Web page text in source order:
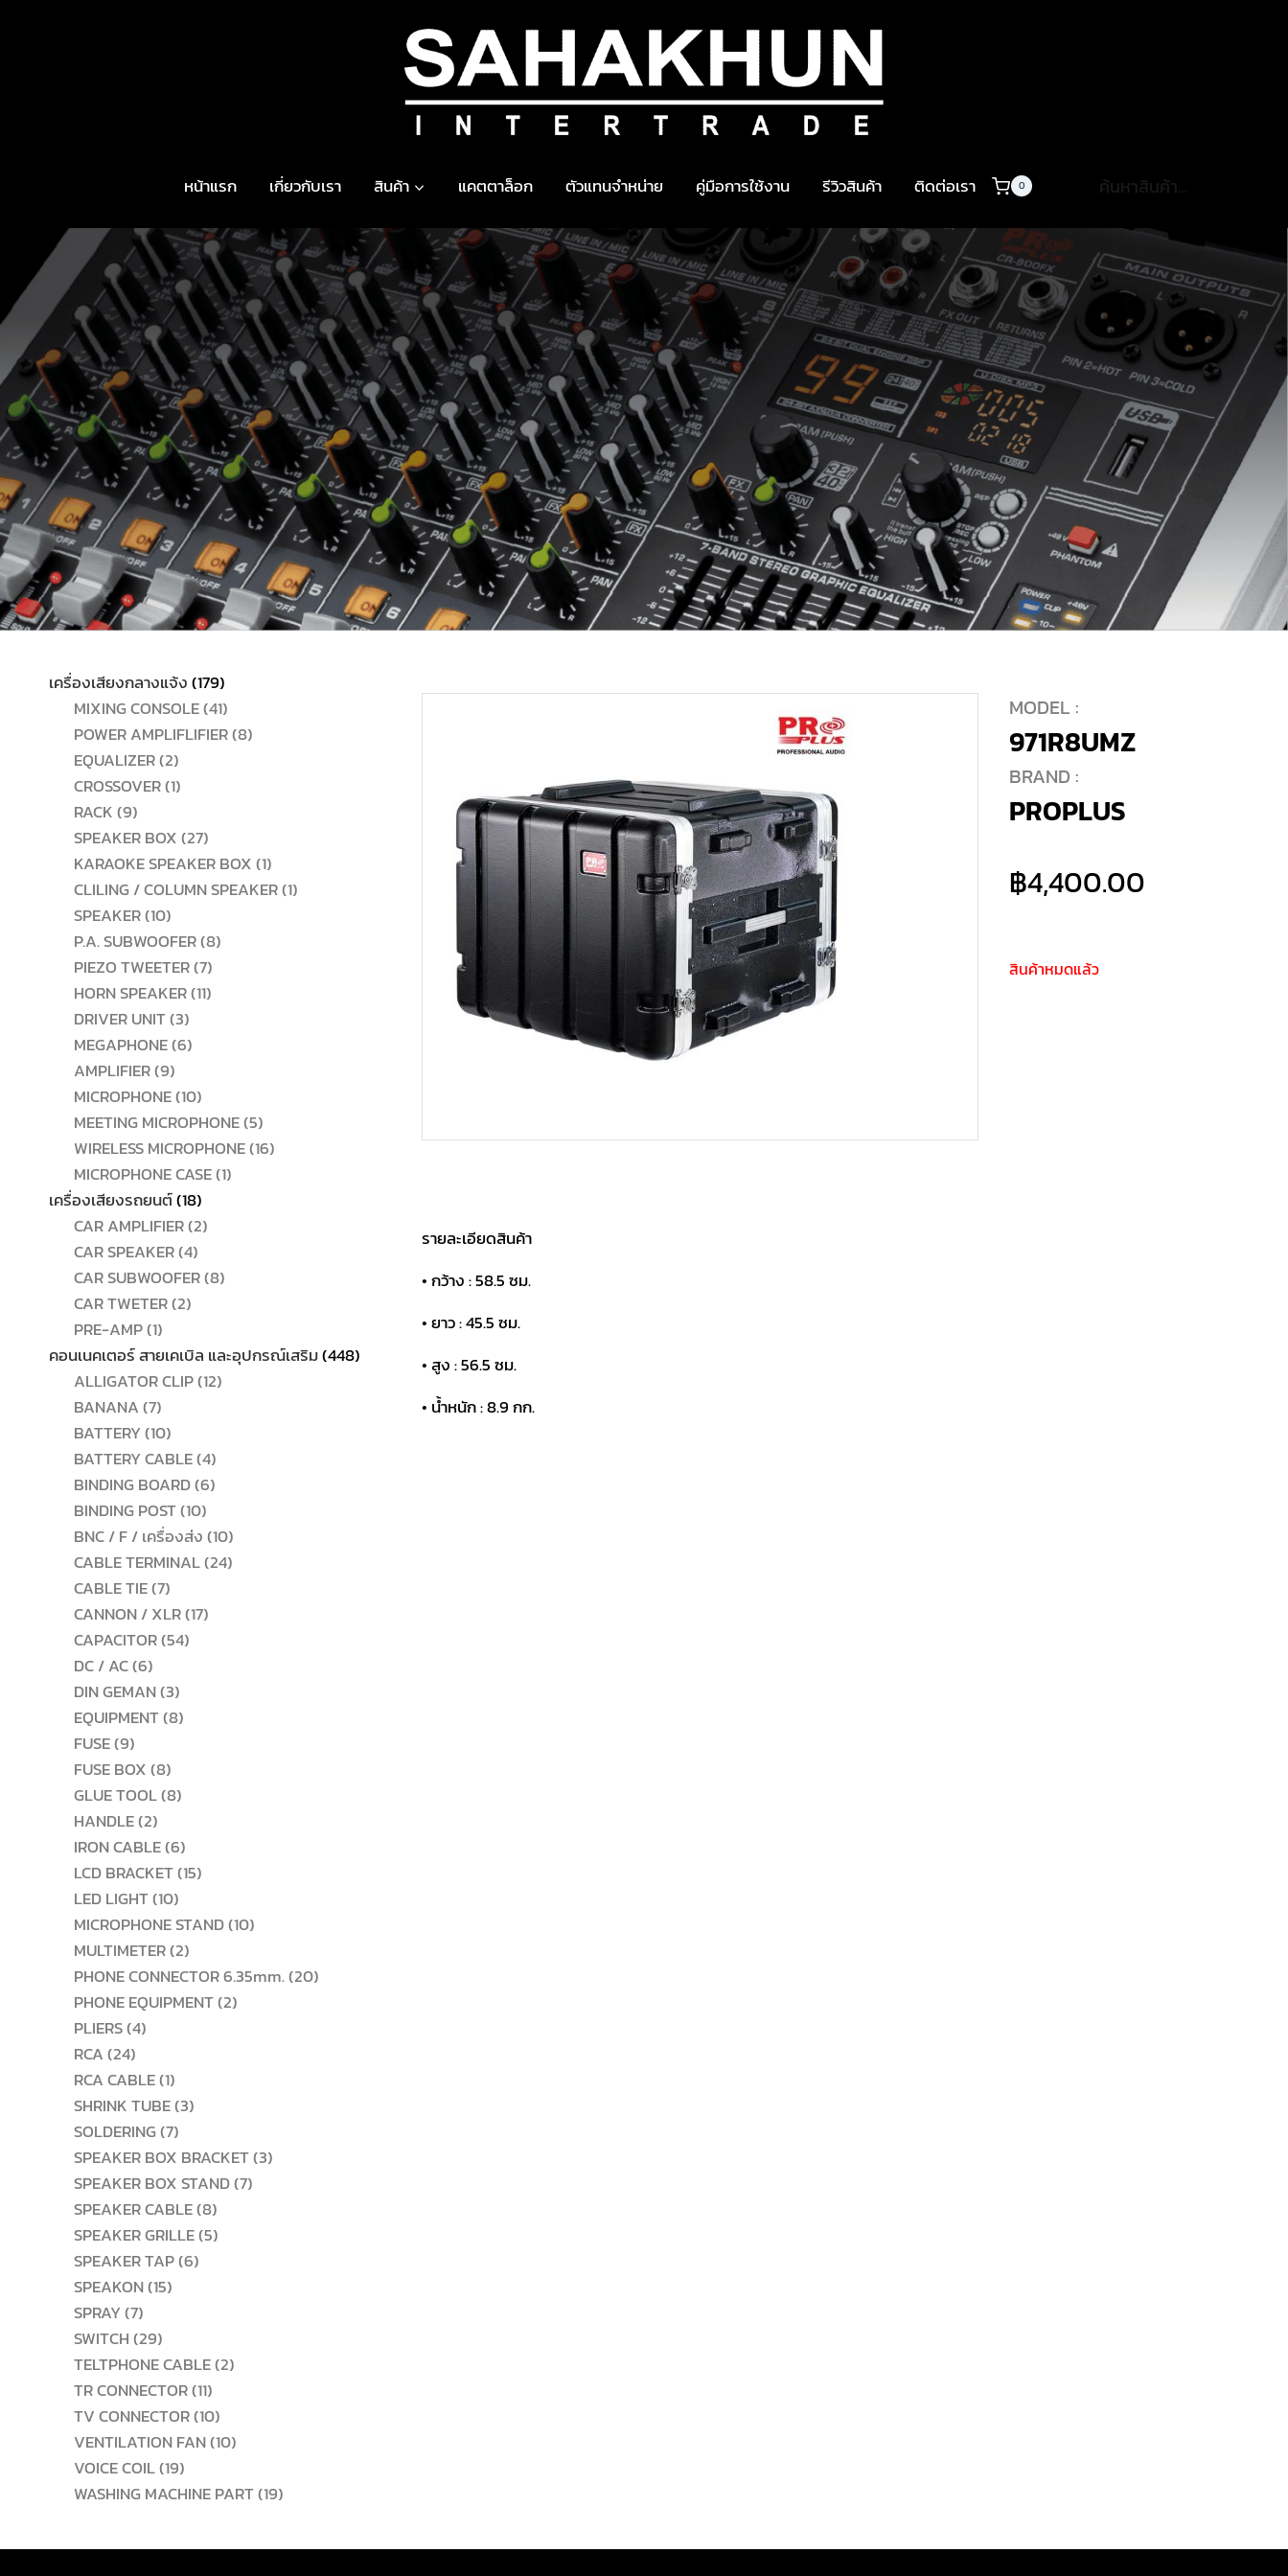
หน้าแรก เกี่ยวกับเรา สินค้า แคตตาล็อก ตัวแทนจำหน่าย คู่มือการใช้งาน รีวิวสินค้า ติดต่อเรา 0
เครื่องเสียงกลางแจ้ง 179179
สินค้า
MIXING CONSOLE 4141
สินค้า
POWER AMPLIFLIFIER 88
EQUALIZER 22
สินค้า
CROSSOVER 11
RACK 99
สินค้า
SPEAKER BOX 2727
สินค้า
KARAOKE SPEAKER BOX 11
สินค้า
CLILING / COLUMN SPEAKER 11
SPEAKER 1010
สินค้า
P.A. SUBWOOFER 88
PIEZO TWEETER 77
สินค้า
HORN SPEAKER 1111
DRIVER UNIT 33
สินค้า
MEGAPHONE 66
AMPLIFIER 99
สินค้า
MICROPHONE 1010
สินค้า
MEETING MICROPHONE 55
สินค้า
WIRELESS MICROPHONE 1616
MICROPHONE CASE 11
เครื่องเสียงรถยนต์ 1818
สินค้า
CAR AMPLIFIER 22
CAR SPEAKER 44
สินค้า
CAR SUBWOOFER 88
CAR TWETER 22
PRE-AMP 11
สินค้า
คอนเนคเตอร์ สายเคเบิล และอุปกรณ์เสริม 448448
ALLIGATOR CLIP 1212
BANANA 77
สินค้า
BATTERY 1010
สินค้า
BATTERY CABLE 44
สินค้า
BINDING BOARD 66
BINDING POST 1010
สินค้า
BNC / F / เครื่องส่ง 1010
สินค้า
CABLE TERMINAL 2424
CABLE TIE 77
สินค้า
CANNON / XLR 1717
CAPACITOR 5454
DC / AC 66
สินค้า
DIN GEMAN 33
สินค้า
EQUIPMENT 88
FUSE 99
สินค้า
FUSE BOX 88
สินค้า
GLUE TOOL 88
HANDLE 22
สินค้า
IRON CABLE 66
สินค้า
LCD BRACKET 1515
LED LIGHT 1010
สินค้า
MICROPHONE STAND 1010
MULTIMETER 22
สินค้า
PHONE CONNECTOR 6.35mm. 2020
PHONE EQUIPMENT 22
PLIERS 44
RCA 2424
สินค้า
RCA CABLE 11
สินค้า
SHRINK TUBE 33
SOLDERING 77
สินค้า
SPEAKER BOX BRACKET 33
SPEAKER BOX STAND 77
SPEAKER CABLE 88
สินค้า
SPEAKER GRILLE 55
SPEAKER TAP 66
SPEAKON 1515
SPRAY 77
สินค้า
SWITCH 2929
สินค้า
TELTPHONE CABLE 22
TR CONNECTOR 1111
สินค้า
TV CONNECTOR 1010
สินค้า
VENTILATION FAN 1010
VOICE COIL 1919
สินค้า
WASHING MACHINE PART 1919
MODEL :
971R8UMZ
BRAND :
PROPLUS
฿4,400.00
สินค้าหมดแล้ว
รายละเอียดสินค้า
• กว้าง : 58.5 ซม.
• ยาว : 45.5 ซม.
• สูง : 56.5 ซม.
• น้ำหนัก : 8.9 กก.